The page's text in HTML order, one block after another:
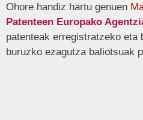
Ohore handiz hartu genuen
Patenteen Europako
patenteak erregistratzeko eta
buruzko ezagutza baliotsuak